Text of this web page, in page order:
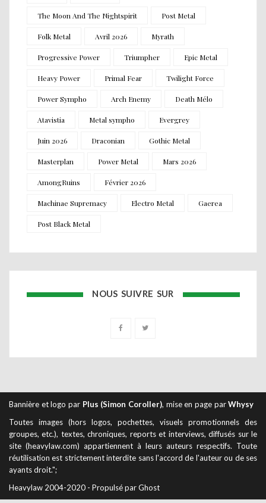
The Moon And The Nightspirit Post Metal
Folk Metal Avril 2026 Myrath
Progressive Power Triumpher Epic Metal
Heavy Power Primal Fear Twilight Force
Power Sympho Arch Enemy Death Mélo
Atavistia Metal sympho Evergrey
Juin 2026 Draconian Gothic Metal
Masterplan Power Metal Mars 2026
AmongRuins Février 2026
Machinae Supremacy Electro Metal Gaerea
Post Black Metal
NOUS SUIVRE SUR
Bannière et logo par Plus (Simon Coroller), mise en page parWhysy
Toutes images (hors logos, pochettes, visuels promotionnels des
groupes, etc.), textes, chroniques, reports et interviews, diffusés sur le
site (heavylaw.com) appartiennent à leurs auteurs respectifs. Toute
réutilisation est strictement interdite sans l'accord de l'auteur ou de ses
ayants droit.";
Heavylaw 2004-2020 - Propulsé par Ghost